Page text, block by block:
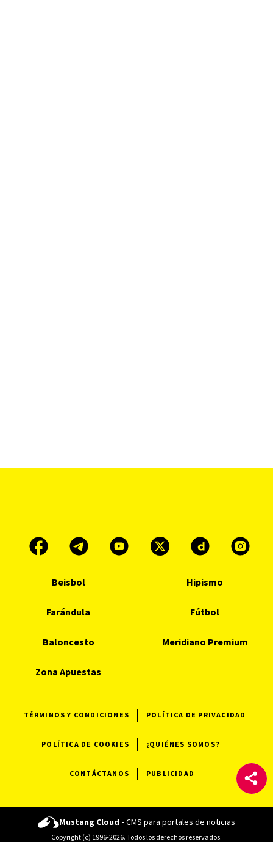
Beisbol Hipismo
Farándula Fútbol
Baloncesto Meridiano Premium
Zona Apuestas
TÉRMINOS Y CONDICIONES POLÍTICA DE PRIVACIDAD
POLÍTICA DE COOKIES ¿QUIÉNES SOMOS?
CONTÁCTANOS PUBLICIDAD
Mustang Cloud - CMS para portales de noticias
Copyright (c) 1996-2026. Todos los derechos reservados.